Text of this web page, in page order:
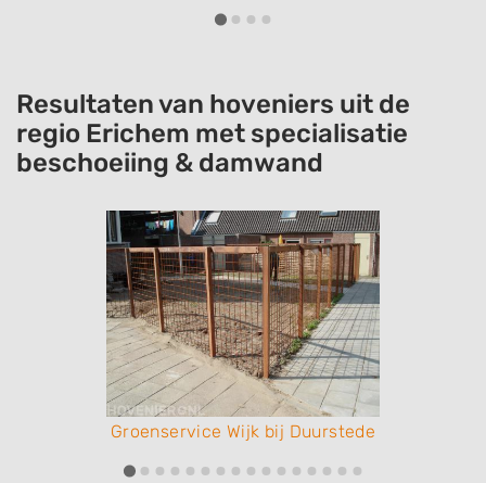
Resultaten van hoveniers uit de
regio Erichem met specialisatie
beschoeiing & damwand
Groenservice Wijk bij Duurstede